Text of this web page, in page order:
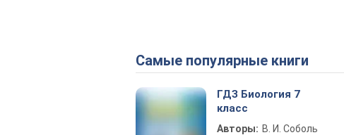
Самые популярные книги
ГДЗ Биология 7
класс
Авторы: В. И. Соболь